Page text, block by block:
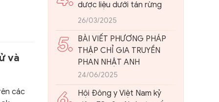
và
các
dược liệu dưới tán rừng
26/03/2025
5. BÀI VIẾT PHƯƠNG PHÁP
THẬP CHỈ GIA TRUYỀN
PHAN NHẬT ANH
24/06/2025
Hội Đông y Việt Nam kỷ